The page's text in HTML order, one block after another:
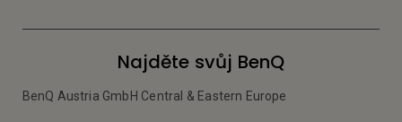
Najděte svůj BenQ
BenQ Austria GmbH Central & Eastern Europe